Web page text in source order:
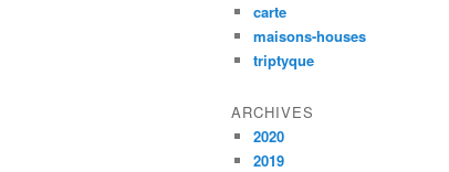
carte
maisons-houses
triptyque
ARCHIVES
2020
2019